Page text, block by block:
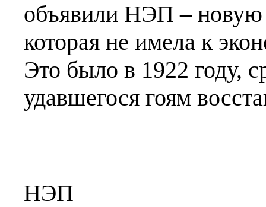
объявили НЭП – новую
которая не имела к
Это было в 1922 году,
удавшегося гоям
НЭП